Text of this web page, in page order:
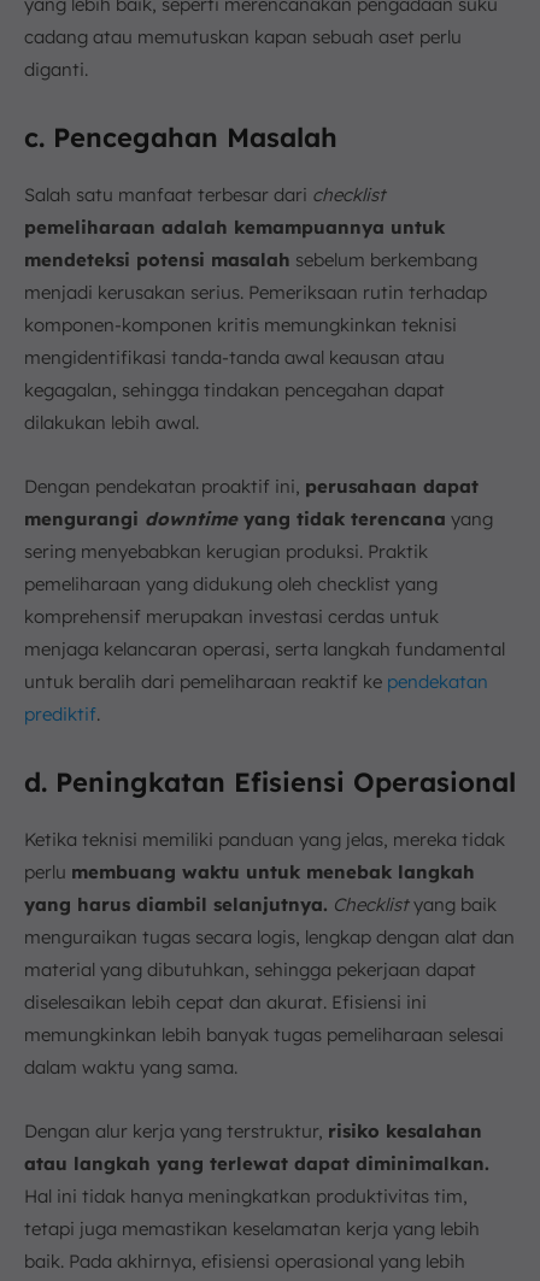
cadang atau memutuskan kapan sebuah aset perlu
diganti.
c. Pencegahan Masalah
Salah satu manfaat terbesar dari checklist
pemeliharaan adalah kemampuannya untuk
mendeteksi potensi masalah sebelum berkembang
menjadi kerusakan serius. Pemeriksaan rutin terhadap
komponen-komponen kritis memungkinkan teknisi
mengidentifikasi tanda-tanda awal keausan atau
kegagalan, sehingga tindakan pencegahan dapat
dilakukan lebih awal.
Dengan pendekatan proaktif ini, perusahaan dapat
mengurangi downtimeyang tidak terencana yang
sering menyebabkan kerugian produksi. Praktik
pemeliharaan yang didukung oleh checklist yang
komprehensif merupakan investasi cerdas untuk
menjaga kelancaran operasi, serta langkah fundamental
untuk beralih dari pemeliharaan reaktif ke pendekatan
prediktif.
d. Peningkatan Efisiensi Operasional
Ketika teknisi memiliki panduan yang jelas, mereka tidak
perlu membuang waktu untuk menebak langkah
yang harus diambil selanjutnya. Checklistyang baik
menguraikan tugas secara logis, lengkap dengan alat dan
material yang dibutuhkan, sehingga pekerjaan dapat
diselesaikan lebih cepat dan akurat. Efisiensi ini
memungkinkan lebih banyak tugas pemeliharaan selesai
dalam waktu yang sama.
Dengan alur kerja yang terstruktur, risiko kesalahan
atau langkah yang terlewat dapat diminimalkan.
Hal ini tidak hanya meningkatkan produktivitas tim,
tetapi juga memastikan keselamatan kerja yang lebih
baik. Pada akhirnya, efisiensi operasional yang lebih